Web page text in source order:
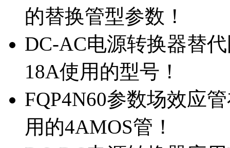
的替换管型参数！
DC-AC电源转换器替
18A使用的型号！
FQP4N60参数场效应
用的4AMOS管！